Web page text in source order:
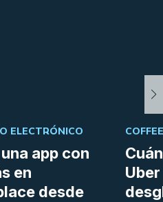
app con
en
desde
ELECTRÓNICO